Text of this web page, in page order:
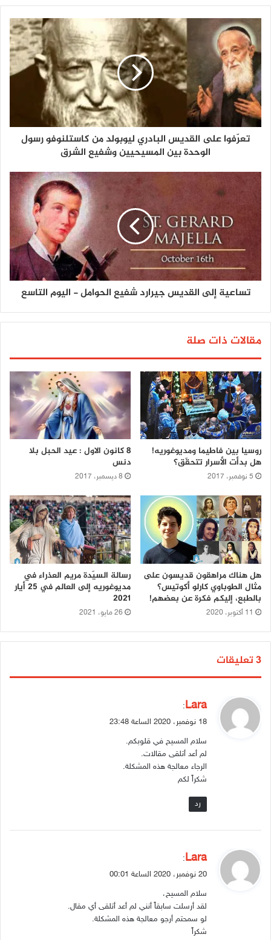
تعرّفوا على القديس البادري ليوبولد من كاستلنوفو رسول
الوحدة بين المسيحيين وشفيع الشرق
تساعية إلى القديس جيرارد شفيع الحوامل - اليوم التاسع
مقالات ذات صلة
روسيا بين فاطيما ومديوغوريه!
هل بدأت الأسرار تتحقّق؟
5 نوفمبر، 2017
8 كانون الاول : عيد الحبل بلا
دنس
8 ديسمبر، 2017
هل هناك مراهقون قديسون على
مثال الطوباوي كارلو أكوتيس؟
بالطبع، إليكم فكرة عن بعضهم!
11 أكتوبر، 2020
رسالة السيّدة مريم العذراء في
مديوغوريه إلى العالم في 25 أيار
2021
26 مايو، 2021
‫3 تعليقات
ي
ق
ل
Lara
:
18 نوفمبر، 2020 الساعة 23:48
سلام المسيح في قلوبكم.
لم أعد أتلقى مقالات.
الرجاء معالجة هذه المشكلة.
شكراً لكم
رد
ي
ق
ل
Lara
:
20 نوفمبر، 2020 الساعة 00:01
سلام المسيح،
لقد أرسلت سابقاً أنني لم أعد أتلقى أي مقال.
لو سمحتم أرجو معالجة هذه المشكلة.
شكراً